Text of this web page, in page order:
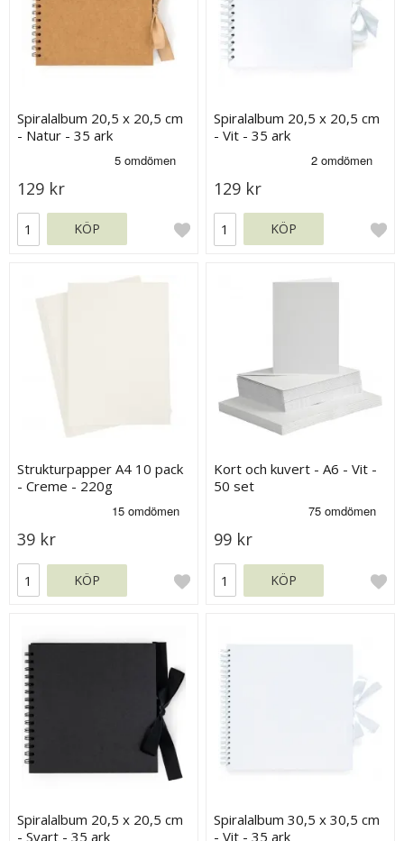
Spiralalbum 20,5 x 20,5 cm
- Natur - 35 ark
129 kr
KÖP
Spiralalbum 20,5 x 20,5 cm
- Vit - 35 ark
129 kr
KÖP
Strukturpapper A4 10 pack
- Creme - 220g
39 kr
KÖP
Kort och kuvert - A6 - Vit -
50 set
99 kr
KÖP
Spiralalbum 20,5 x 20,5 cm
- Svart - 35 ark
Spiralalbum 30,5 x 30,5 cm
- Vit - 35 ark